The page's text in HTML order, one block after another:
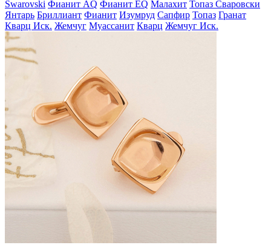
Swarovski Фианит AQ Фианит EQ Малахит Топаз Сваровски
Янтарь Бриллиант Фианит Изумруд Сапфир Топаз Гранат
Кварц Иск. Жемчуг Муассанит Кварц Жемчуг Иск.